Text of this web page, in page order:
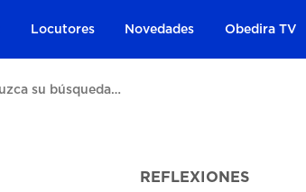
Locutores Novedades Obedira TV
REFLEXIONES